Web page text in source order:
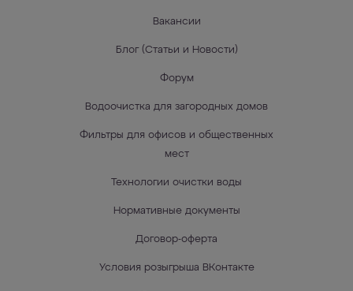
Вакансии
Блог (Статьи и Новости)
Форум
Водоочистка для загородных домов
Фильтры для офисов и общественных
мест
Технологии очистки воды
Нормативные документы
Договор-оферта
Условия розыгрыша ВКонтакте